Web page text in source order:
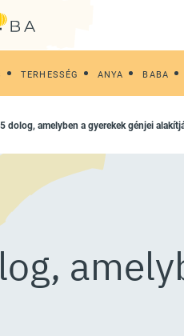
TERHESSÉG ANYA BABA
5 dolog, amelyben a gyerekek génjei